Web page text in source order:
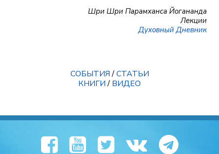
Шри Шри Парамханса Йогананда
Лекции
Духовный Дневник
СОБЫТИЯ/СТАТЬИ
КНИГИ/ ВИДЕО